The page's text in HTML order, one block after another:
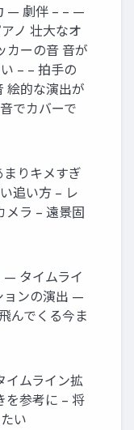
— 劇伴 – – —
ノ 壮大なオ
カーの音 音が
– – 拍手の
絵的な演出が
でカバーで
りキメすぎ
追い方 – レ
ラ – 遠景固
— タイムライ
ョンの演出 —
んでくる今ま
ムライン拡
参考に – 将
い